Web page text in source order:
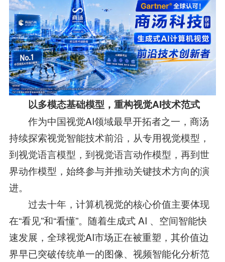
以多模态基础模型，重构视觉AI技术范式
作为中国视觉AI领域最早开拓者之一，商汤
持续探索视觉智能技术前沿，从专用视觉模型，
到视觉语言模型，到视觉语言动作模型，再到世
界动作模型，始终参与并推动关键技术方向的演
进。
过去十年，计算机视觉的核心价值主要体现
在“看见”和“看懂”。随着生成式 AI 、空间智能快
速发展，全球视觉AI市场正在被重塑，其价值边
界早已突破传统单一的图像、视频智能化分析范